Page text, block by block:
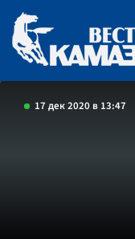
17 дек 2020 в 13:47